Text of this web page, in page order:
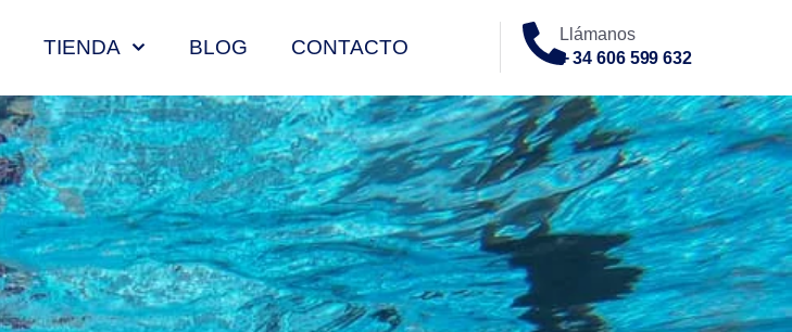
TIENDA BLOG CONTACTO
Llámanos
+ 34 606 599 632